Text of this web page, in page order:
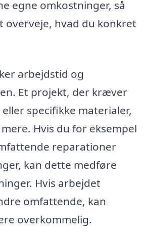
egne omkostninger, så
overveje, hvad du konkret
arbejdstid og
Et projekt, der kræver
specifikke materialer,
Hvis du for eksempel
reparationer
kan dette medføre
Hvis arbejdet
omfattende, kan
overkommelig.